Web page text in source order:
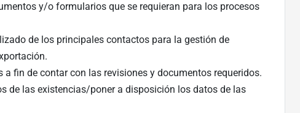
y/o formularios que se requieran para los procesos
de los principales contactos para la gestión de
fin de contar con las revisiones y documentos requeridos.
de las existencias/poner a disposición los datos de las